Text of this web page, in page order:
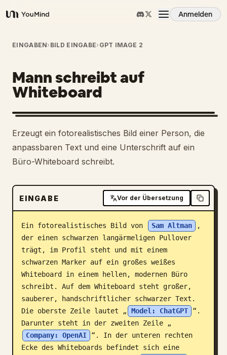
YouMind
Anmelden
Übersicht
Anwendungsfälle
Fähigkeiten
Prompts
Download
Blog
Updates
EINGABEN› BILD EINGABE› GPT IMAGE 2
Mann schreibt auf
Whiteboard
Erzeugt ein fotorealistisches Bild einer Person, die
anpassbaren Text und eine Unterschrift auf ein
Büro-Whiteboard schreibt.
EINGABE Vor der Übersetzung
Ein fotorealistisches Bild von Sam Altman
,
der einen schwarzen langärmeligen Pullover
trägt, im Profil steht und mit einem
schwarzen Marker auf ein großes weißes
Whiteboard in einem hellen, modernen Büro
schreibt. Auf dem Whiteboard steht großer,
sauberer, handschriftlicher schwarzer Text.
Die oberste Zeile lautet „
Model: ChatGPT
“.
Darunter steht in der zweiten Zeile „
Company: OpenAI
“. In der unteren rechten
Ecke des Whiteboards befindet sich eine